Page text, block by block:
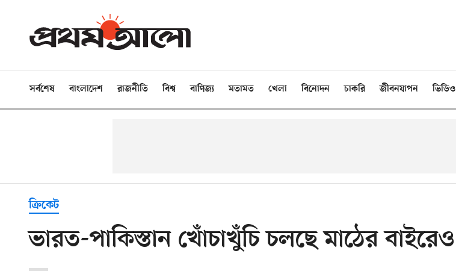
সর্বশেষ বাংলাদেশ রাজনীতি বিশ্ব বাণিজ্য মতামত খেলা বিনোদন চাকরি জীবনযাপন ভিডিও
ক্রিকেট
ভারত-পাকিস্তান খোঁচাখুঁচি চলছে মাঠের বাইরেও